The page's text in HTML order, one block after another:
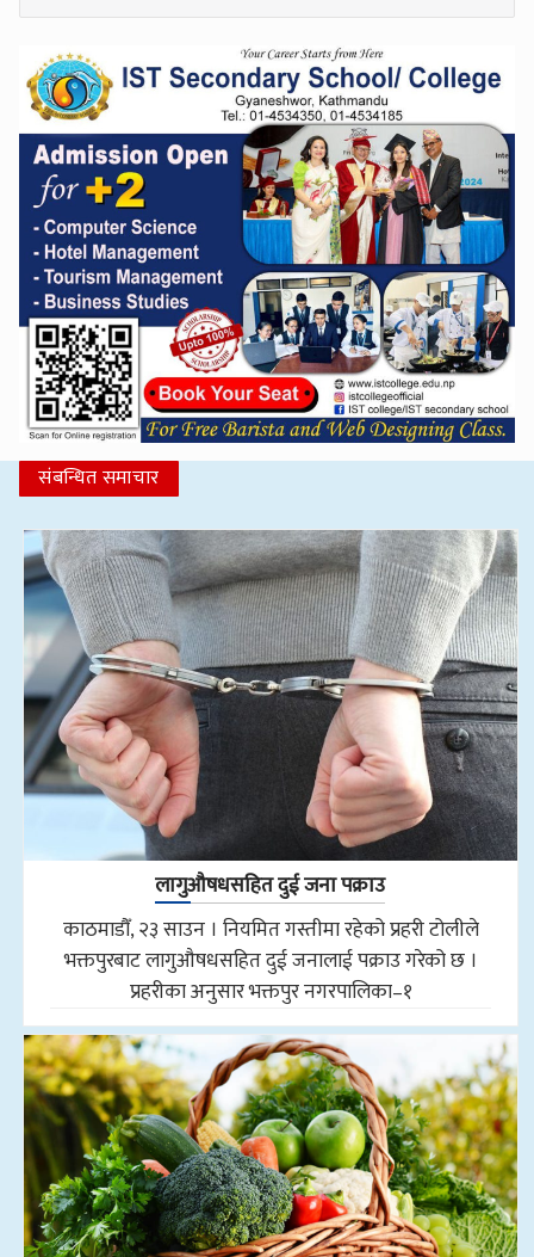
संबन्धित समाचार
लागुऔषधसहित दुई जना पक्राउ
काठमाडौँ, २३ साउन । नियमित गस्तीमा रहेको प्रहरी टोलीले
भक्तपुरबाट लागुऔषधसहित दुई जनालाई पक्राउ गरेको छ ।
प्रहरीका अनुसार भक्तपुर नगरपालिका–१